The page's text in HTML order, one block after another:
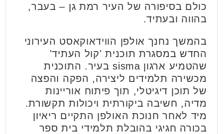
כולם בסיפורה של העיר רמת גן – בעבר,
בהווה ובעתיד.
בהמשך נחנך אולפן הווידאוקאסט העירוני
החדש במסגרת תוכנית 'קול העתיד'
שהטמיע ארגון sisma בעיר. התוכנית
מכשירה תלמידים ליצירה, הפקה והפצה
של תוכן דיגיטלי, תוך פיתוח אוריינות
מדיה, חשיבה ביקורתית ויכולות תקשורת.
מיד לאחר חנוכת האולפן התקיים ריאיון
בכורה חגיגי בהובלת תלמידי בית ספר